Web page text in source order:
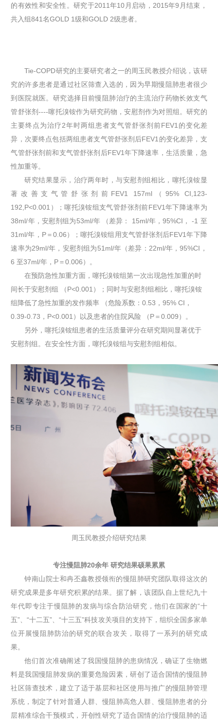
的有效性和安全性。研究于2011年10月启动，2015年9月结束，
共入组841名GOLD 1级和GOLD 2级患者。
Tie-COPD研究的主要研究者之一的周玉民教授介绍说，该研
究的许多患者是通过社区筛查入选的，因为早期慢阻肺患者很少
到医院就医。研究选择目前慢阻肺治疗的主流治疗药物长效支气
管舒张剂----噻托溴铵作为研究药物，安慰剂作为对照组。研究的
主要终点为治疗2年时两组患者支气管舒张剂前FEV1的变化差
异，次要终点包括两组患者支气管舒张剂后FEV1的变化差异，支
气管舒张剂前和支气管舒张剂后FEV1年下降速率，生活质量，急
性加重等。
研究结果显示，治疗两年时，与安慰剂组相比，噻托溴铵显
著改善支气管舒张剂前FEV1 157ml（95% CI,123-
192,P<0.001）；噻托溴铵组支气管舒张剂前FEV1年下降速率为
38ml/年，安慰剂组为53ml/年 （差异： 15ml/年，95%CI， -1 至
31ml/年，P＝0.06）；噻托溴铵组用支气管舒张剂后FEV1年下降
速率为29ml/年，安慰剂组为51ml/年（差异：22ml/年，95%CI，
6 至37ml/年，P＝0.006）。
在预防急性加重方面，噻托溴铵组第一次出现急性加重的时
间长于安慰剂组 （P<0.001）；同时与安慰剂组相比，噻托溴铵
组降低了急性加重的发作频率 （危险系数：0.53，95% CI，
0.39-0.73，P<0.001）以及患者的住院风险 （P＝0.009）。
另外，噻托溴铵组患者的生活质量评分在研究期间显著优于
安慰剂组。在安全性方面，噻托溴铵组与安慰剂组相似。
周玉民教授介绍研究结果
专注慢阻肺20余年 研究结果硕果累累
钟南山院士和冉丕鑫教授领衔的慢阻肺研究团队取得这次的
研究成果是多年研究积累的结果。据了解，该团队自上世纪九十
年代即专注于慢阻肺的发病与综合防治研究，他们在国家的“十
五”、“十二五”、“十三五”科技攻关项目的支持下，组织全国多家单
位开展慢阻肺防治的研究的联合攻关，取得了一系列的研究成
果。
他们首次准确阐述了我国慢阻肺的患病情况，确证了生物燃
料是我国慢阻肺发病的重要危险因素，研创了适合国情的慢阻肺
社区筛查技术，建立了适于基层和社区使用与推广的慢阻肺管理
系统，制定了针对普通人群、慢阻肺高危人群、慢阻肺患者的分
层精准综合干预模式，开创性研究了适合国情的治疗慢阻肺的适